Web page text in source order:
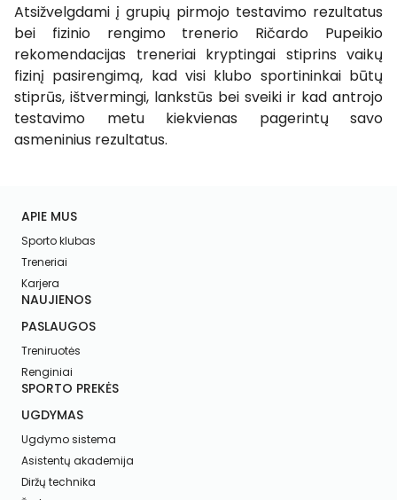
Atsižvelgdami į grupių pirmojo testavimo rezultatus
bei fizinio rengimo trenerio Ričardo Pupeikio
rekomendacijas treneriai kryptingai stiprins vaikų
fizinį pasirengimą, kad visi klubo sportininkai būtų
stiprūs, ištvermingi, lankstūs bei sveiki ir kad antrojo
testavimo metu kiekvienas pagerintų savo
asmeninius rezultatus.
APIE MUS
Sporto klubas
Treneriai
Karjera
NAUJIENOS
PASLAUGOS
Treniruotės
Renginiai
SPORTO PREKĖS
UGDYMAS
Ugdymo sistema
Asistentų akademija
Diržų technika